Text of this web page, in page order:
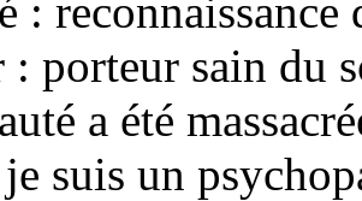
: reconnaissance
: porteur sain du
a été
suis un